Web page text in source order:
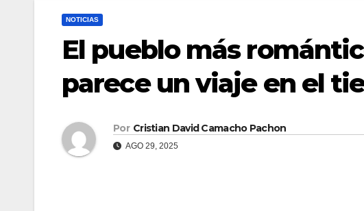
NOTICIAS
El pueblo más
parece un viaje en el
Por Cristian David Camacho Pachon
AGO 29, 2025